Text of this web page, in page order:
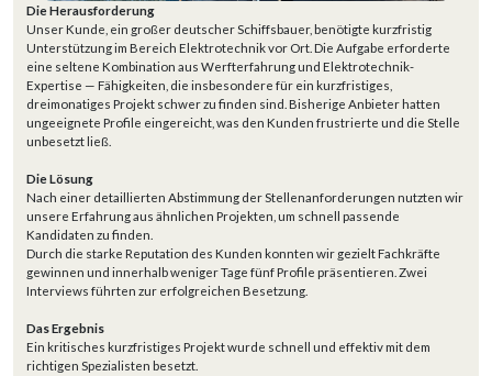
Die Herausforderung
Unser Kunde, ein großer deutscher Schiffsbauer, benötigte kurzfristig
Unterstützung im Bereich Elektrotechnik vor Ort. Die Aufgabe erforderte
eine seltene Kombination aus Werfterfahrung und Elektrotechnik-
Expertise — Fähigkeiten, die insbesondere für ein kurzfristiges,
dreimonatiges Projekt schwer zu finden sind. Bisherige Anbieter hatten
ungeeignete Profile eingereicht, was den Kunden frustrierte und die Stelle
unbesetzt ließ.
Die Lösung
Nach einer detaillierten Abstimmung der Stellenanforderungen nutzten wir
unsere Erfahrung aus ähnlichen Projekten, um schnell passende
Kandidaten zu finden.
Durch die starke Reputation des Kunden konnten wir gezielt Fachkräfte
gewinnen und innerhalb weniger Tage fünf Profile präsentieren. Zwei
Interviews führten zur erfolgreichen Besetzung.
Das Ergebnis
Ein kritisches kurzfristiges Projekt wurde schnell und effektiv mit dem
richtigen Spezialisten besetzt.